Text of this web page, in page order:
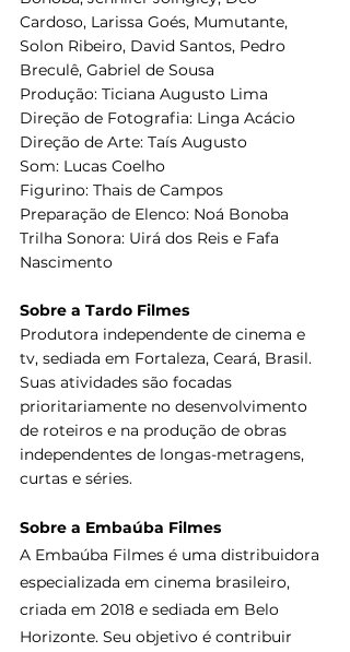
Cardoso, Larissa Goés, Mumutante,
Solon Ribeiro, David Santos, Pedro
Breculê, Gabriel de Sousa
Produção: Ticiana Augusto Lima
Direção de Fotografia: Linga Acácio
Direção de Arte: Taís Augusto
Som: Lucas Coelho
Figurino: Thais de Campos
Preparação de Elenco: Noá Bonoba
Trilha Sonora: Uirá dos Reis e Fafa
Nascimento
Sobre a Tardo Filmes
Produtora independente de cinema e
tv, sediada em Fortaleza, Ceará, Brasil.
Suas atividades são focadas
prioritariamente no desenvolvimento
de roteiros e na produção de obras
independentes de longas-metragens,
curtas e séries.
Sobre a Embaúba Filmes
A Embaúba Filmes é uma distribuidora
especializada em cinema brasileiro,
criada em 2018 e sediada em Belo
Horizonte. Seu objetivo é contribuir